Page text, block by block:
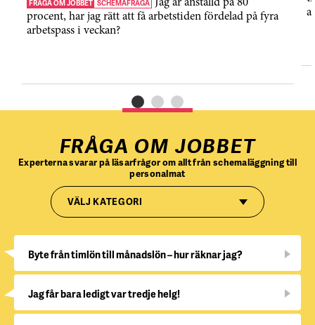
FRÅGA OM JOBBET SCHEMAFRÅGA Jag är anställd på 80
procent, har jag rätt att få arbetstiden fördelad på fyra
arbetspass i veckan?
FRÅGA OM JOBBET
Experterna svarar på läsarfrågor om allt från schemaläggning till
personalmat
VÄLJ KATEGORI
Byte från timlön till månadslön – hur räknar jag?
Jag får bara ledigt var tredje helg!